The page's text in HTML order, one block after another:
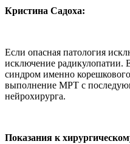
Кристина Садоха:
Если опасная патоло­гия
исключение радику­лопатии.
синдром имен­но корешкового
выполнение МРТ с
нейрохирурга.
Показания к